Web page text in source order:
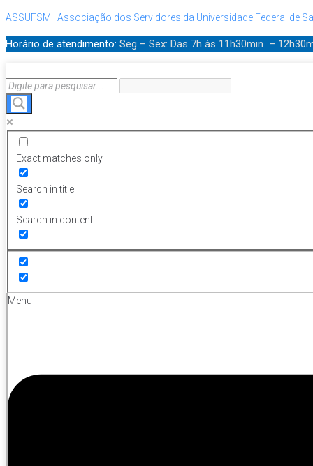
ASSUFSM | Associação dos Servidores da Universidade Federal de
Horário de atendimento: Seg – Sex: Das 7h às 11h30min –
Exact matches only
Search in title
Search in content
Menu